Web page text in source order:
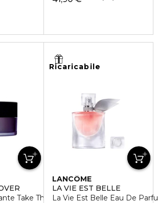
Take The Day Off
Ricaricabile
LANCÔME
LA VIE EST BELLE
La Vie Est Belle Eau De